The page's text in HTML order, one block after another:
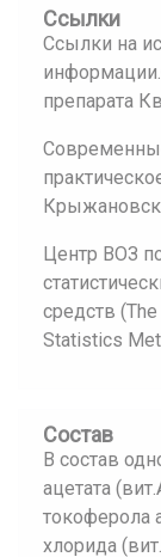
Ссылки
Ссылки на
препарата
Центр ВОЗ
средств
Statistics
Состав
В состав
ацетата
токоферола
хлорида